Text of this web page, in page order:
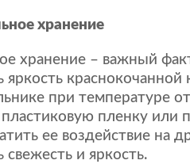
хранение
хранение – важный
яркость краснокочанной
при температуре
пластиковую пленку или
ее воздействие на
свежесть и яркость.